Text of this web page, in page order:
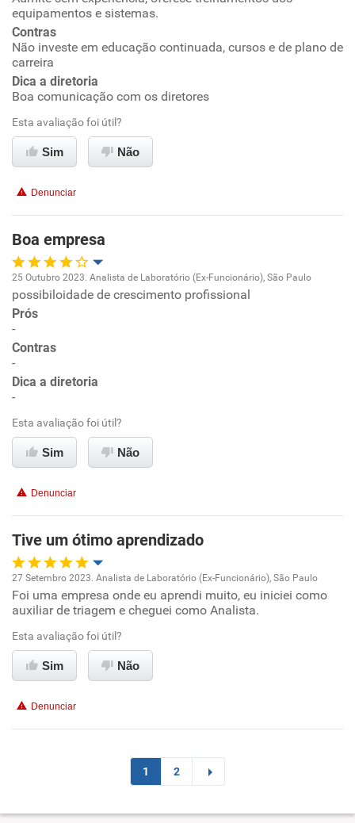
Ambiente de trabalho
Conciliação com a vida familiar
Benefícios
Recomenda esta empresa
Recomenda a diretoria
equipamentos e sistemas.
Contras
Não investe em educação continuada, cursos e de plano de
carreira
Dica a diretoria
Boa comunicação com os diretores
Esta avaliação foi útil?
Sim Não
Denunciar
Boa empresa
Oportunidade de promoção
Conciliação com a vida familiar
Recomenda esta empresa
25 Outubro 2023. Analista de Laboratório (Ex-Funcionário), São Paulo
possibiloidade de crescimento profissional
Prós
-
Contras
-
Dica a diretoria
-
Esta avaliação foi útil?
Sim Não
Denunciar
Tive um ótimo aprendizado
Oportunidade de promoção
Ambiente de trabalho
Conciliação com a vida familiar
Recomenda esta empresa
Recomenda a diretoria
27 Setembro 2023. Analista de Laboratório (Ex-Funcionário), São Paulo
Foi uma empresa onde eu aprendi muito, eu iniciei como
auxiliar de triagem e cheguei como Analista.
Esta avaliação foi útil?
Sim Não
Denunciar
1 2